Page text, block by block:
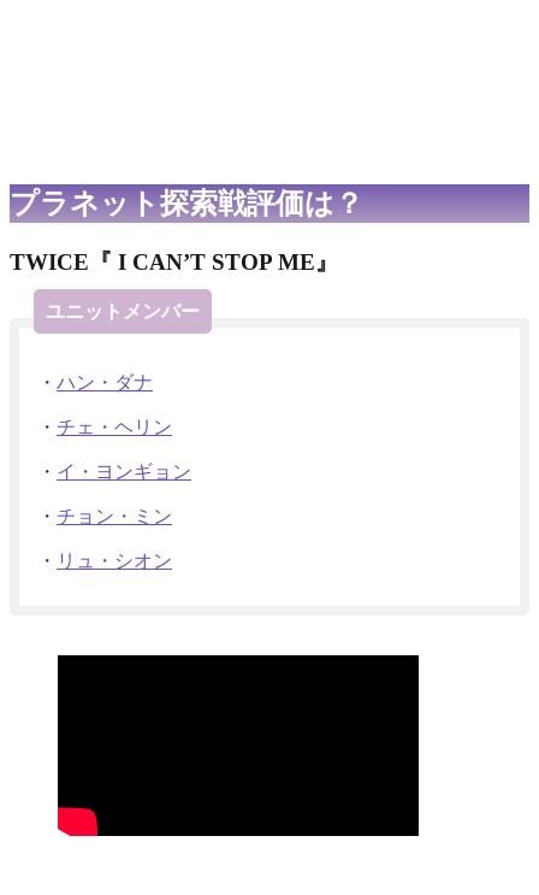
プラネット探索戦評価は？
TWICE『 I CAN’T STOP ME』
ユニットメンバー
・ ハン・ダナ
・ チェ・ヘリン
・ イ・ヨンギョン
・ チョン・ミン
・ リュ・シオン